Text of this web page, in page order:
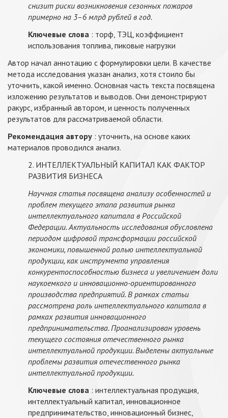
снизит риски возникновения сезонных пожаров
примерно на 3–6 млрд рублей в год.
Ключевые слова : торф, ТЭЦ, коэффициент
использования топлива, пиковые нагрузки
Автор начал аннотацию с формулировки цели. В качестве
метода исследования указан анализ, хотя стоило бы
уточнить, какой именно. Основная часть текста посвящена
изложению результатов и выводов. Они демонстрируют
ракурс, избранный автором, и ценность полученных
результатов для рассматриваемой области.
Рекомендация автору : уточнить, на основе каких
материалов проводился анализ.
2. ИНТЕЛЛЕКТУАЛЬНЫЙ КАПИТАЛ КАК ФАКТОР
РАЗВИТИЯ БИЗНЕСА
Научная статья посвящена анализу особенностей и
проблем текущего этапа развития рынка
интеллектуального капитала в Российской
Федерации. Актуальность исследования обусловлена
периодом цифровой трансформации российской
экономики, повышенной ролью интеллектуальной
продукции, как инструмента управления
конкурентоспособностью бизнеса и увеличением доли
наукоемкого и инновационно-ориентированного
производства предприятий. В рамках статьи
рассмотрена роль интеллектуального капитала в
рамках развития инновационного
предпринимательства. Проанализирован уровень
текущего состояния отечественного рынка
интеллектуальной продукции. Выделены актуальные
проблемы развития отечественного рынка
интеллектуальной продукции.
Ключевые слова : интеллектуальная продукция,
интеллектуальный капитал, инновационное
предпринимательство, инновационный бизнес,